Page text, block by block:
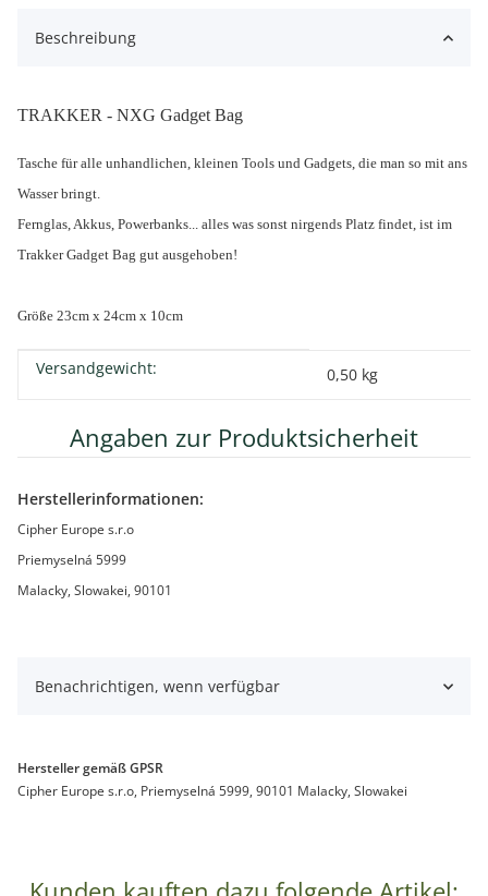
Beschreibung
TRAKKER - NXG Gadget Bag
Tasche für alle unhandlichen, kleinen Tools und Gadgets, die man so mit ans
Wasser bringt.
Fernglas, Akkus, Powerbanks... alles was sonst nirgends Platz findet, ist im
Trakker Gadget Bag gut ausgehoben!
Größe 23cm x 24cm x 10cm
Produkteigenschaft
Wert
Versandgewicht: 0,50 kg
Angaben zur Produktsicherheit
Herstellerinformationen:
Cipher Europe s.r.o
Priemyselná 5999
Malacky, Slowakei, 90101
Benachrichtigen, wenn verfügbar
Hersteller gemäß GPSR
Cipher Europe s.r.o, Priemyselná 5999, 90101 Malacky, Slowakei